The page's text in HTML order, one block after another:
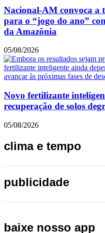
Nacional-AM convoca a
para o “jogo do ano”
da Amazônia
05/08/2026
Novo fertilizante
recuperação de solos
05/08/2026
clima e tempo
publicidade
baixe nosso app